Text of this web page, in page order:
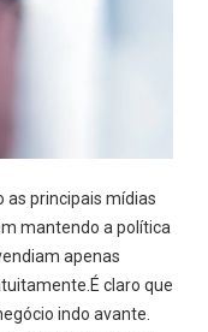
as principais mídias
mantendo a política
apenas
claro que
indo avante.